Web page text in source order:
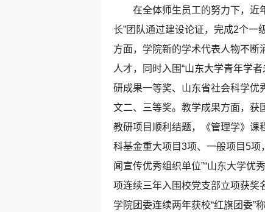
在全体师生员工的努力下，近年
长”团队通过建设论证，完成2个一
方面，学院新的学术代表人物不
人才，同时入围“山东大学青年学
研成果一等奖、山东省社会科学优
文二、三等奖。教学成果方面，获
教研项目顺利结题，《管理学》课
科基金重大项目3项、一般项目5
闻宣传优秀组织单位”“山东大学优
项连续三年入围校党支部立项获奖
学院团委连续两年获校“红旗团委”